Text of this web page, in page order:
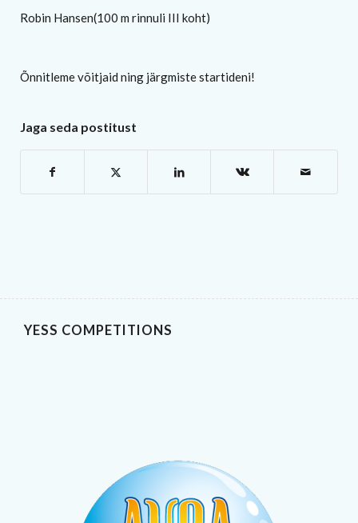
Robin Hansen(100 m rinnuli III koht)
Õnnitleme võitjaid ning järgmiste startideni!
Jaga seda postitust
YESS COMPETITIONS